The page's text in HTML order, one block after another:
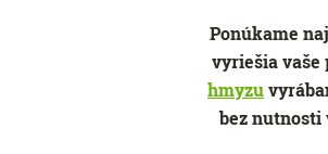
Ponúkame
vyriešia vaše
hmyzu
bez nutnosti